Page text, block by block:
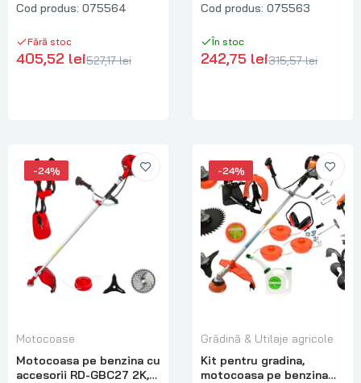
075564
Cod produs: 075564
Fără stoc
405,52 lei527,17 lei
Cod produs: 075563
În stoc
242,75 lei315,57 lei
-24%
Motocoase
Motocoasa pe benzina cu
accesorii RD-GBC27 2K,
-24%
Grădină & Utilaje agricole
Kit pentru gradina,
motocoasa pe benzina